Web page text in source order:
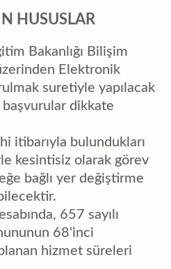
HUSUSLAR
Bakanlığı Bilişim
Elektronik
suretiyle yapılacak
başvurular dikkate
itibarıyla bulundukları
kesintisiz olarak görev
bağlı yer değiştirme
657 sayılı
68'inci
hizmet süreleri